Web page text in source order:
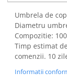
Cadouri pentru
Cadouri pentru
Martisoare
Umbrela de
Diametru
Compozitie:
Timp estimat
comenzii. 10
Informatii